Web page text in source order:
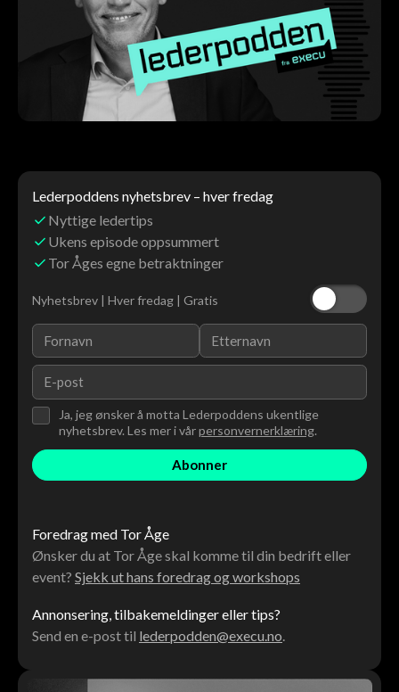
Lederpoddens nyhetsbrev – hver fredag
Nyttige ledertips
Ukens episode oppsummert
Tor Åges egne betraktninger
Nyhetsbrev | Hver fredag | Gratis
Ja, jeg ønsker å motta Lederpoddens ukentlige
nyhetsbrev. Les mer i vårpersonvernerklæring.
Foredrag med Tor Åge
Ønsker du at Tor Åge skal komme til din bedrift eller
event? Sjekk ut hans foredrag og workshops
Annonsering, tilbakemeldinger eller tips?
Send en e-post til lederpodden@execu.no.